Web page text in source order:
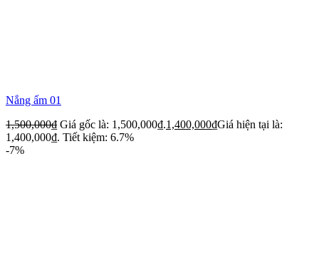
Nắng ấm 01
1,500,000₫ Giá gốc là: 1,500,000₫.1,400,000₫Giá hiện tại là:
1,400,000₫. Tiết kiệm: 6.7%
-7%